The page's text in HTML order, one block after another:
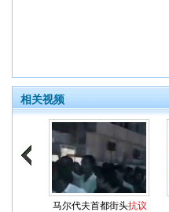
相关视频
马尔代夫首都街头抗议